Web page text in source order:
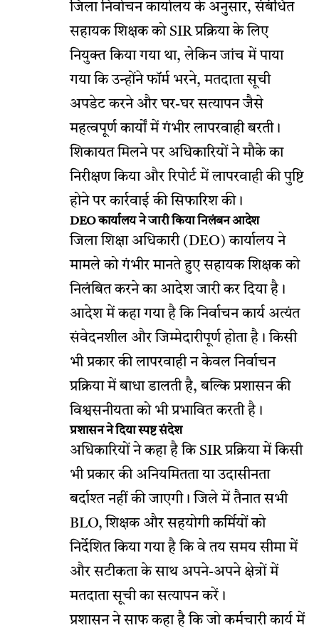
जिला निर्वाचन कार्यालय के अनुसार, संबंधित
सहायक शिक्षक को SIR प्रक्रिया के लिए
नियुक्त किया गया था, लेकिन जांच में पाया
गया कि उन्होंने फॉर्म भरने, मतदाता सूची
अपडेट करने और घर-घर सत्यापन जैसे
महत्वपूर्ण कार्यों में गंभीर लापरवाही बरती।
शिकायत मिलने पर अधिकारियों ने मौके का
निरीक्षण किया और रिपोर्ट में लापरवाही की पुष्टि
होने पर कार्रवाई की सिफारिश की।
DEO कार्यालय ने जारी किया निलंबन आदेश
जिला शिक्षा अधिकारी (DEO) कार्यालय ने
मामले को गंभीर मानते हुए सहायक शिक्षक को
निलंबित करने का आदेश जारी कर दिया है।
आदेश में कहा गया है कि निर्वाचन कार्य अत्यंत
संवेदनशील और जिम्मेदारीपूर्ण होता है। किसी
भी प्रकार की लापरवाही न केवल निर्वाचन
प्रक्रिया में बाधा डालती है, बल्कि प्रशासन की
विश्वसनीयता को भी प्रभावित करती है।
प्रशासन ने दिया स्पष्ट संदेश
अधिकारियों ने कहा है कि SIR प्रक्रिया में किसी
भी प्रकार की अनियमितता या उदासीनता
बर्दाश्त नहीं की जाएगी। जिले में तैनात सभी
BLO, शिक्षक और सहयोगी कर्मियों को
निर्देशित किया गया है कि वे तय समय सीमा में
और सटीकता के साथ अपने-अपने क्षेत्रों में
मतदाता सूची का सत्यापन करें।
प्रशासन ने साफ कहा है कि जो कर्मचारी कार्य में